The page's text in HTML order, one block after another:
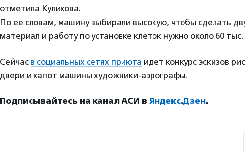
отметила Куликова.
По ее словам, машину выбирали высокую, чтобы сделать
материал и работу по установке клеток нужно около 60 тыс.
Сейчас в социальных сетях приюта идет конкурс эскизов
двери и капот машины художники-аэрографы.
Подписывайтесь на канал АСИ в Яндекс.Дзен.